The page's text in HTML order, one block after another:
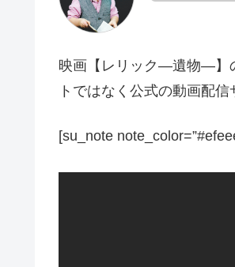
映画【レリック―遺物―】
トではなく公式の動画配
[su_note